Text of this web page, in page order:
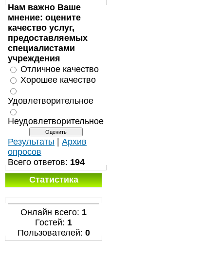
Нам важно Ваше
мнение: оцените
качество услуг,
предоставляемых
специалистами
учреждения
Отличное качество
Хорошее качество
Удовлетворительное
Неудовлетворительное
Результаты
Архив
опросов
Всего ответов: 194
Статистика
Онлайн всего: 1
Гостей: 1
Пользователей: 0